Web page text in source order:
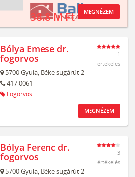
38.8 M Ft MEGNÉZEM
Bólya Emese dr.
fogorvos
5700Gyula, Béke sugárút 2
417 0061
Fogorvos
1
értékelés
MEGNÉZEM
Bólya Ferenc dr.
fogorvos
5700Gyula, Béke sugárút 2
3
értékelés